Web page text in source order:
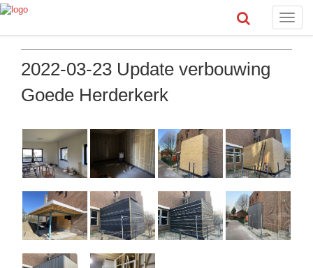
Toggle
2022-03-23 Update verbouwing
Goede Herderkerk